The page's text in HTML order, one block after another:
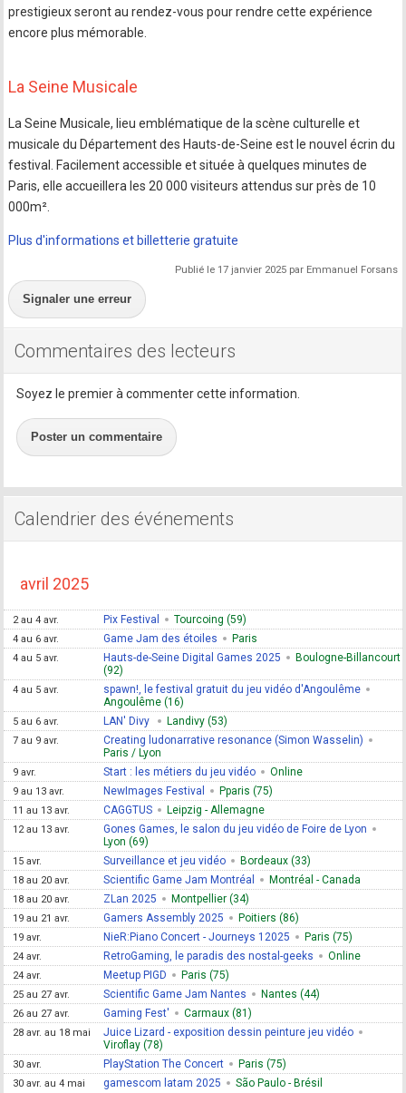
prestigieux seront au rendez-vous pour rendre cette expérience
encore plus mémorable.
La Seine Musicale
La Seine Musicale, lieu emblématique de la scène culturelle et
musicale du Département des Hauts-de-Seine est le nouvel écrin du
festival. Facilement accessible et située à quelques minutes de
Paris, elle accueillera les 20 000 visiteurs attendus sur près de 10
000m².
Plus d'informations et billetterie gratuite
Publié le 17 janvier 2025 par Emmanuel Forsans
Signaler une erreur
Commentaires des lecteurs
Soyez le premier à commenter cette information.
Poster un commentaire
Calendrier des événements
avril 2025
2 au 4 avr. Pix Festival Tourcoing (59)
4 au 6 avr. Game Jam des étoiles Paris
4 au 5 avr. Hauts-de-Seine Digital Games 2025
Boulogne-Billancourt
(92)
4 au 5 avr.
spawn!, le festival gratuit du jeu vidéo d'Angoulême
Angoulême (16)
5 au 6 avr. LAN' Divy Landivy (53)
7 au 9 avr.
Creating ludonarrative resonance (Simon Wasselin)
Paris / Lyon
9 avr. Start : les métiers du jeu vidéo Online
9 au 13 avr. NewImages Festival Pparis (75)
11 au 13 avr. CAGGTUS Leipzig - Allemagne
12 au 13 avr.
Gones Games, le salon du jeu vidéo de Foire de Lyon
Lyon (69)
15 avr. Surveillance et jeu vidéo Bordeaux (33)
18 au 20 avr. Scientific Game Jam Montréal Montréal - Canada
18 au 20 avr. ZLan 2025 Montpellier (34)
19 au 21 avr. Gamers Assembly 2025 Poitiers (86)
19 avr. NieR:Piano Concert - Journeys 12025 Paris (75)
24 avr. RetroGaming, le paradis des nostal-geeks Online
24 avr. Meetup PIGD Paris (75)
25 au 27 avr. Scientific Game Jam Nantes Nantes (44)
26 au 27 avr. Gaming Fest' Carmaux (81)
28 avr. au 18 mai
Juice Lizard - exposition dessin peinture jeu vidéo
Viroflay (78)
30 avr. PlayStation The Concert Paris (75)
30 avr. au 4 mai gamescom latam 2025 São Paulo - Brésil